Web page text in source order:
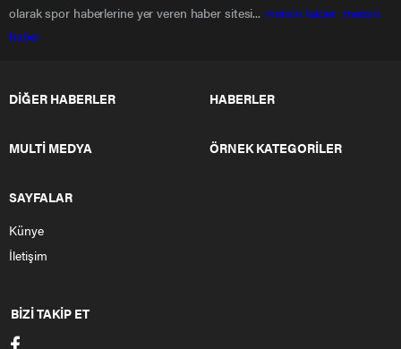
olarak spor haberlerine yer veren haber sitesi... mersin haber mersin
haber
DİĞER HABERLER HABERLER
MULTİ MEDYA ÖRNEK KATEGORİLER
SAYFALAR
Künye
İletişim
BİZİ TAKİP ET